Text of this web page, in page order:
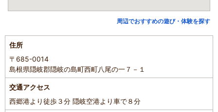
周辺でおすすめの遊び・体験を探す
住所
〒685-0014
島根県隠岐郡隠岐の島町西町八尾の一７－１
交通アクセス
西郷港より徒歩３分 隠岐空港より車で８分